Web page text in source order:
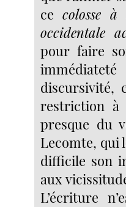
ce colosse
occidentale
pour faire
discursivité,
restriction à
presque du
Lecomte, qui
difficile son
aux
L’écriture